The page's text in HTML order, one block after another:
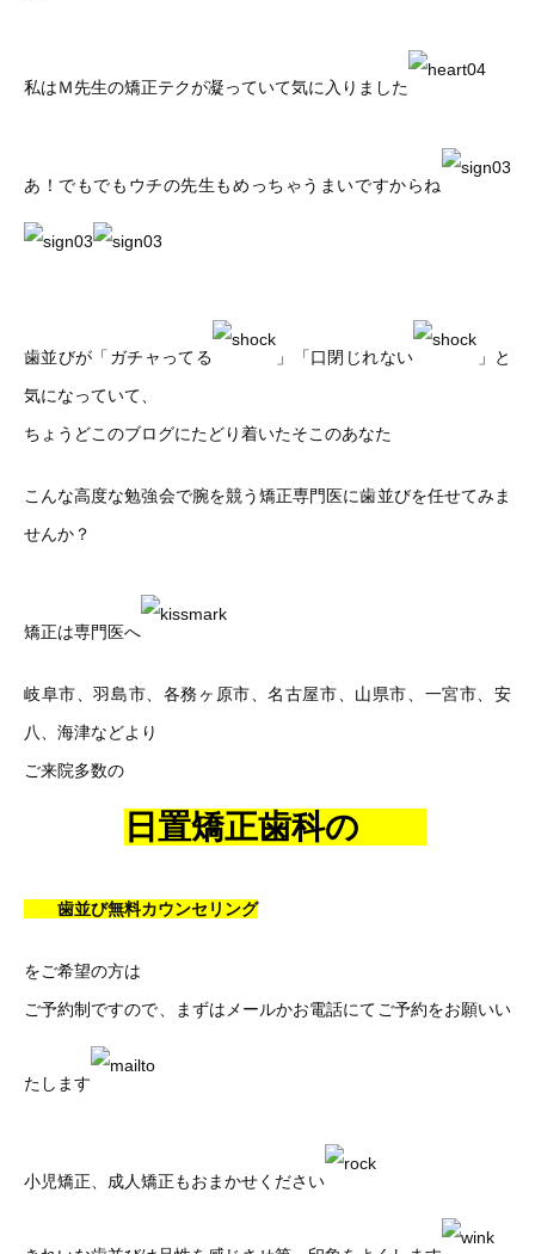
私はＭ先生の矯正テクが凝っていて気に入りました
あ！でもでもウチの先生もめっちゃうまいですからね
歯並びが「ガチャってる 」「口閉じれない
」と
気になっていて、
ちょうどこのブログにたどり着いたそこのあなた
こんな高度な勉強会で腕を競う矯正専門医に歯並びを任せてみま
せんか？
矯正は専門医へ
岐阜市、羽島市、各務ヶ原市、名古屋市、山県市、一宮市、安
八、海津などより
ご来院多数の
日置矯正歯科の
歯並び無料カウンセリング
をご希望の方は
ご予約制ですので、まずはメールかお電話にてご予約をお願いい
たします
小児矯正、成人矯正もおまかせください